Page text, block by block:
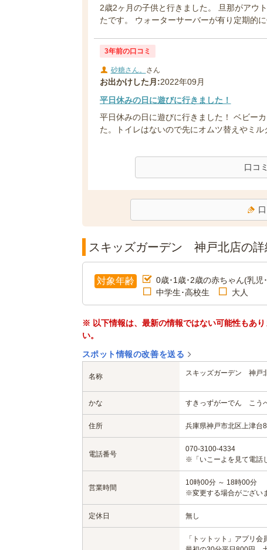
2歳2ヶ月の子供と行きました。 旦那がアウ
たです。 ウォーターサーバーが有り定期的に
3年前の口コミ
砂糖さん。 さん
お出かけした月:2022年09月
平日休みの日に遊びに行きました！
平日休みの日に遊びに行きました！ ベビー
た。トイレはないので先にオムツ替えやミル
口コ
スキッズガーデン 神戸北店の詳
対象年齢 0歳･1歳･2歳の赤ちゃん(乳児
中学生･高校生
大人
※ 以下情報は、最新の情報ではない可能性もあ
い。
スポット情報の改善を送る
名称 スキッズガーデン 神戸
かな すきっずがーでん こう
住所 兵庫県神戸市北区上津台
電話番号
070-3100-4334
※「いこーよを見て電話
営業時間
10時00分 ～ 18時00分
※変更する場合がござい
定休日 無し
「トットット」アプリ会